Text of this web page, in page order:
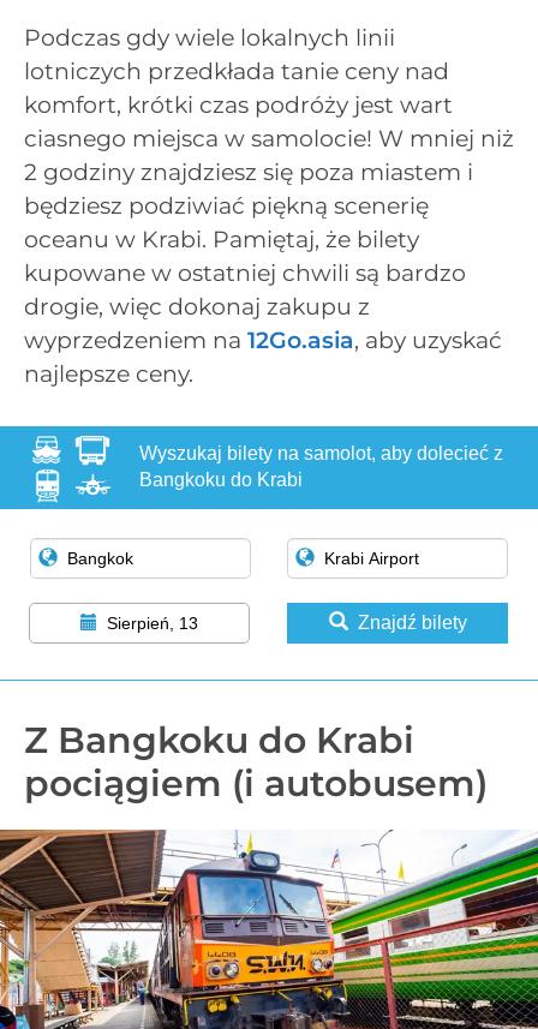
Podczas gdy wiele lokalnych linii
lotniczych przedkłada tanie ceny nad
komfort, krótki czas podróży jest wart
ciasnego miejsca w samolocie! W mniej niż
2 godziny znajdziesz się poza miastem i
będziesz podziwiać piękną scenerię
oceanu w Krabi. Pamiętaj, że bilety
kupowane w ostatniej chwili są bardzo
drogie, więc dokonaj zakupu z
wyprzedzeniem na 12Go.asia, aby uzyskać
najlepsze ceny.
Wyszukaj bilety na samolot, aby dolecieć z
Bangkoku do Krabi
Sierpień, 13 Znajdź bilety
Z Bangkoku do Krabi
pociągiem (i autobusem)